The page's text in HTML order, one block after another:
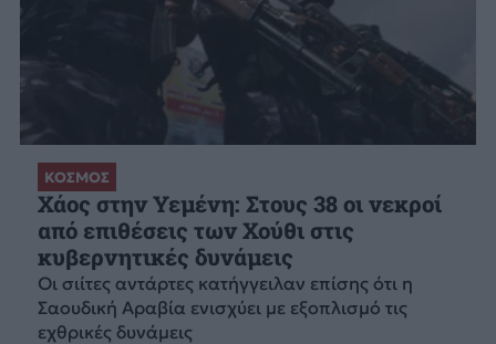
ΚΟΣΜΟΣ
Χάος στην Υεμένη: Στους 38 οι νεκροί
από επιθέσεις των Χούθι στις
κυβερνητικές δυνάμεις
Οι σιίτες αντάρτες κατήγγειλαν επίσης ότι η
Σαουδική Αραβία ενισχύει με εξοπλισμό τις
εχθρικές δυνάμεις